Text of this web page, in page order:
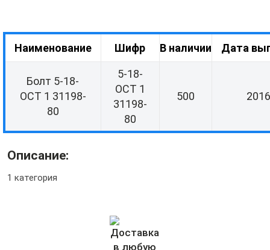
Наименование Шифр В наличии Дата
Болт 5-18-
ОСТ 1 31198-
80
5-18-
ОСТ 1
31198-
80
500 2016
Описание:
1 категория